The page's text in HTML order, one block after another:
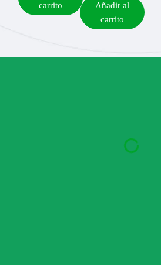
carrito
Añadir al
carrito